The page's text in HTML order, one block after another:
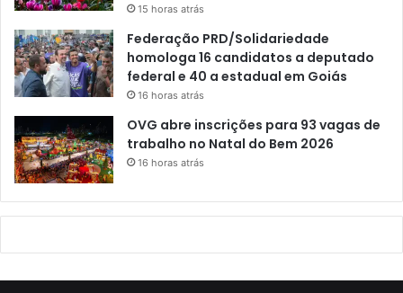
15 horas atrás
Federação PRD/Solidariedade
homologa 16 candidatos a deputado
federal e 40 a estadual em Goiás
16 horas atrás
OVG abre inscrições para 93 vagas de
trabalho no Natal do Bem 2026
16 horas atrás